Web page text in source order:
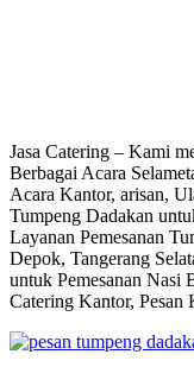
Jasa Catering – Kami
Berbagai Acara
Acara Kantor, arisan,
Tumpeng Dadakan
Layanan Pemesanan
Depok, Tangerang
untuk Pemesanan Nasi
Catering Kantor,